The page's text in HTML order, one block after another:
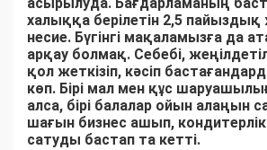
халыққа берілетін 2,5 пайыздық
несие. Бүгінгі мақаламызға да
арқау болмақ. Себебі,
қол жеткізіп, кәсіп
көп. Бірі мал мен құс
алса, бірі балалар ойын алаңын
шағын бизнес ашып, кондитерлік
сатуды бастап та кетті.